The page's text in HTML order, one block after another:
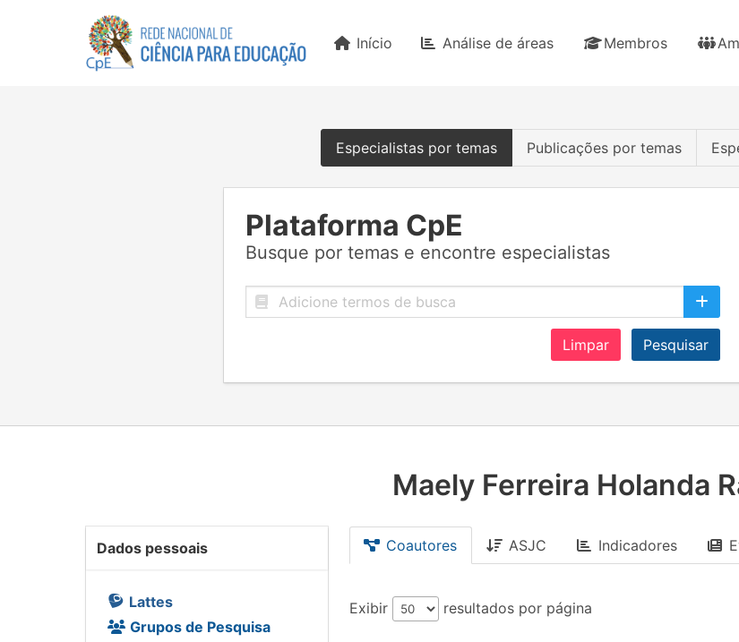
Início Análise de áreas Membros
Especialistas por temas Publicações por temas
Plataforma CpE
Busque por temas e encontre especialistas
Limpar Pesquisar
Maely Ferreira Holanda
Dados pessoais
Lattes
Grupos de Pesquisa
Coautores ASJC Indicadores
Exibir resultados por página